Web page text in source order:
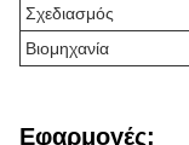
Σχεδιασμός
Βιομηχανία
Εφαρμογές: